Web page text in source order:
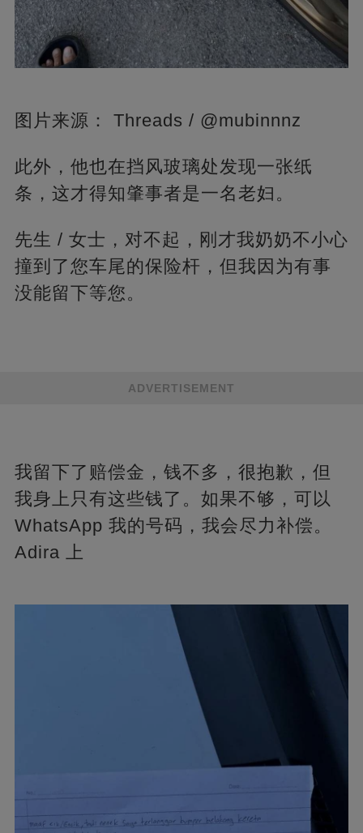
图片来源： Threads / @mubinnnz
此外，他也在挡风玻璃处发现一张纸
条，这才得知肇事者是一名老妇。
先生 / 女士，对不起，刚才我奶奶不小心
撞到了您车尾的保险杆，但我因为有事
没能留下等您。
ADVERTISEMENT
我留下了赔偿金，钱不多，很抱歉，但
我身上只有这些钱了。如果不够，可以
WhatsApp 我的号码，我会尽力补偿。
Adira 上